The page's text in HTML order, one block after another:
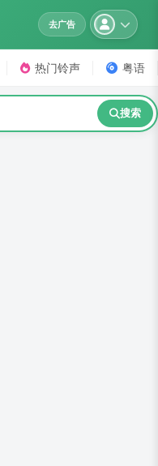
去广告
热门铃声 粤语
搜索